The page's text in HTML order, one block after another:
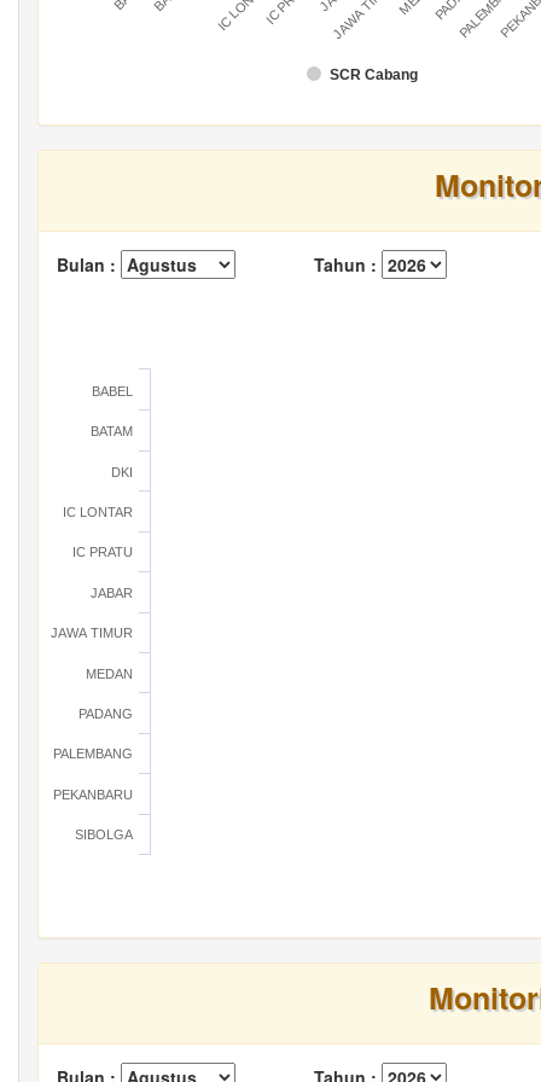
SCR Cabang
Bulan : Tahun :
BABEL
BATAM
DKI
IC LONTAR
IC PRATU
JABAR
JAWA TIMUR
MEDAN
PADANG
PALEMBANG
PEKANBARU
SIBOLGA